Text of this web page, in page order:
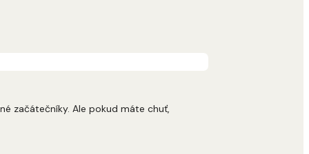
začátečníky. Ale pokud máte chuť,